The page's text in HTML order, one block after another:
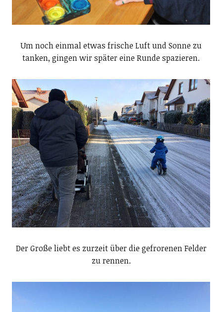
Um noch einmal etwas frische Luft und Sonne zu
tanken, gingen wir später eine Runde spazieren.
Der Große liebt es zurzeit über die gefrorenen Felder
zu rennen.